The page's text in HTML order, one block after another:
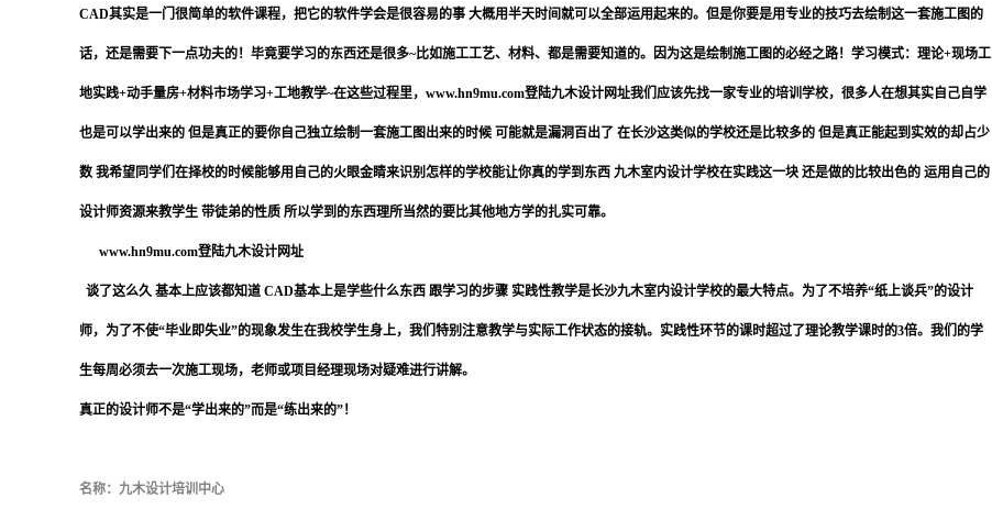
CAD其实是一门很简单的软件课程，把它的软件学会是很容易的事 大概用半天时间就可以全部运用起来的。但是你要是用专业的技巧去绘制这一套施工图的
话，还是需要下一点功夫的！毕竟要学习的东西还是很多~比如施工工艺、材料、都是需要知道的。因为这是绘制施工图的必经之路！学习模式：理论+现场工
地实践+动手量房+材料市场学习+工地教学~在这些过程里，www.hn9mu.com登陆九木设计网址我们应该先找一家专业的培训学校，很多人在想其实自己自学
也是可以学出来的 但是真正的要你自己独立绘制一套施工图出来的时候 可能就是漏洞百出了 在长沙这类似的学校还是比较多的 但是真正能起到实效的却占少
数 我希望同学们在择校的时候能够用自己的火眼金睛来识别怎样的学校能让你真的学到东西 九木室内设计学校在实践这一块 还是做的比较出色的 运用自己的
设计师资源来教学生 带徒弟的性质 所以学到的东西理所当然的要比其他地方学的扎实可靠。
www.hn9mu.com登陆九木设计网址
谈了这么久 基本上应该都知道 CAD基本上是学些什么东西 跟学习的步骤 实践性教学是长沙九木室内设计学校的最大特点。为了不培养“纸上谈兵”的设计
师，为了不使“毕业即失业”的现象发生在我校学生身上，我们特别注意教学与实际工作状态的接轨。实践性环节的课时超过了理论教学课时的3倍。我们的学
生每周必须去一次施工现场，老师或项目经理现场对疑难进行讲解。
真正的设计师不是“学出来的”而是“练出来的”！
名称：九木设计培训中心